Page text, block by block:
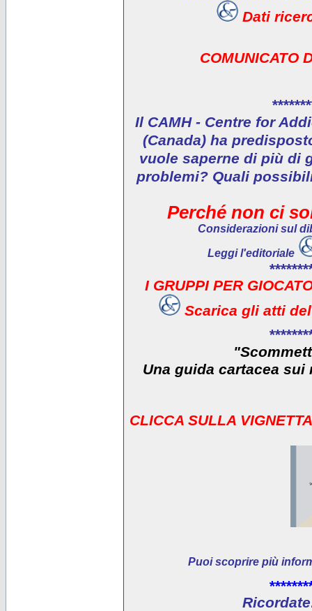
Dati
COMUNICATO
Il CAMH - Centre for
(Canada) ha
vuole saperne di più di
problemi? Quali
Perché non ci
Considerazioni sul
Leggi l'editoriale
I GRUPPI PER
Scarica gli atti
Una guida cartacea
CLICCA SULLA
Puoi scoprire più